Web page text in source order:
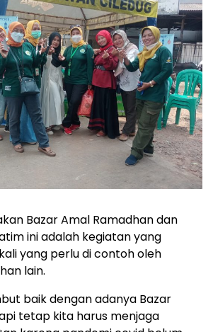
Bazar Amal Ramadhan dan
ini adalah kegiatan yang
yang perlu di contoh oleh
lain.
baik dengan adanya Bazar
tetap kita harus menjaga